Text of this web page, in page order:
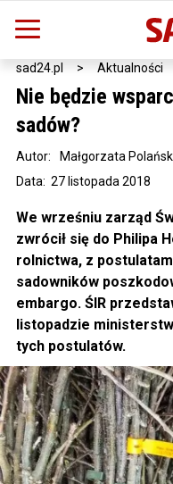
sad24.pl > Aktualności
Nie będzie
sadów?
Data: 27 listopada 2018
Autor: Małgorzata
We wrześniu zarząd
zwrócił się do Philipa
rolnictwa, z
sadowników
embargo. ŚIR
listopadzie
tych postulatów.